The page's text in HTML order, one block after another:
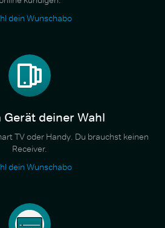
dein Wunschabo
Gerät deiner Wahl
TV oder Handy. Du brauchst keinen
Receiver.
dein Wunschabo